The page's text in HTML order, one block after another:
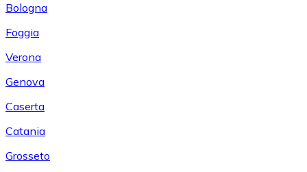
Bologna
Foggia
Verona
Genova
Caserta
Catania
Grosseto